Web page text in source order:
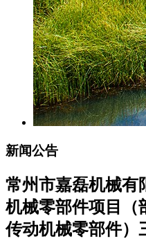
新闻公告
常州市嘉磊机械有
机械零部件项目（
传动机械零部件）